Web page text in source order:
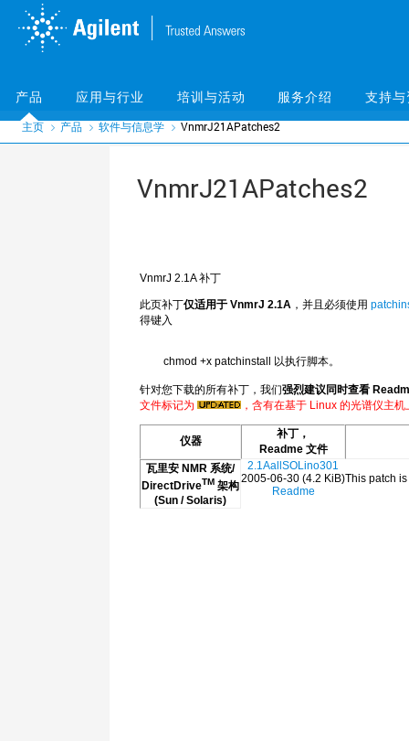
产品 应用与行业 培训与活动 服务介绍 支持
主页 产品 软件与信息学 VnmrJ21APatches2
VnmrJ21APatches2